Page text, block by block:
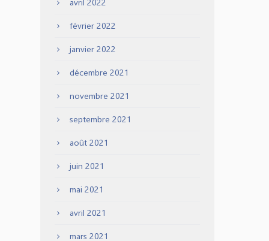
février 2022
janvier 2022
décembre 2021
novembre 2021
septembre 2021
août 2021
juin 2021
mai 2021
avril 2021
mars 2021